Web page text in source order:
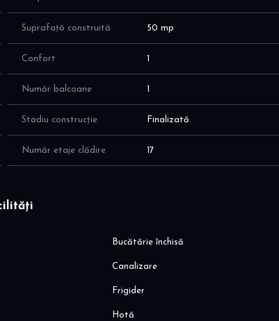
personal
Suprafață construită 50 mp
Confort 1
Număr balcoane 1
Stadiu construcție Finalizată
Număr etaje clădire 17
Bucătărie închisă
Canalizare
Frigider
Hotă